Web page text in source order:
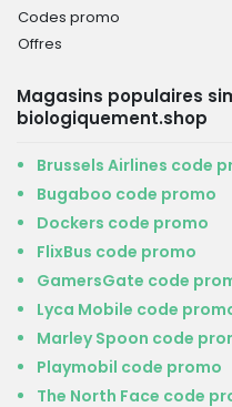
Codes promo
Offres
Magasins populaires
biologiquement.shop
Brussels Airlines code
Bugaboo code promo
Dockers code promo
FlixBus code promo
GamersGate code
Lyca Mobile code
Marley Spoon code
Playmobil code promo
The North Face code